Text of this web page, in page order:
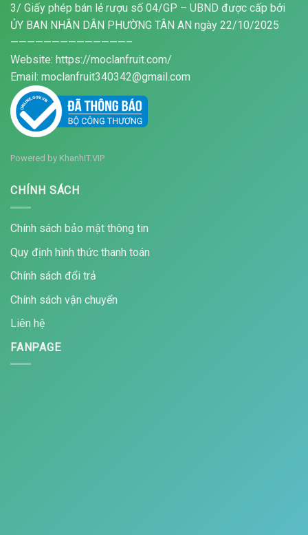
3/ Giấy phép bán lẻ rượu số 04/GP – UBND được cấp bởi
ỦY BAN NHÂN DÂN PHƯỜNG TÂN AN ngày 22/10/2025
——————————————–
Website: https://moclanfruit.com/
Email: moclanfruit340342@gmail.com
Powered by KhanhIT.VIP
CHÍNH SÁCH
Chính sách bảo mật thông tin
Quy định hình thức thanh toán
Chính sách đổi trả
Chính sách vận chuyển
Liên hệ
FANPAGE